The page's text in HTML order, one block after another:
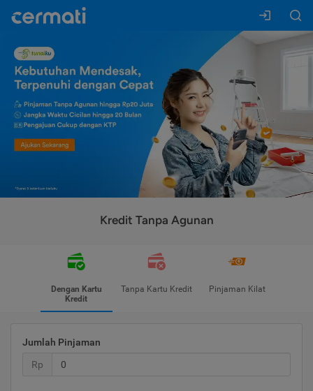
Kredit Tanpa Agunan
Dengan Kartu
Kredit
Tanpa Kartu Kredit Pinjaman Kilat
Jumlah Pinjaman
Rp